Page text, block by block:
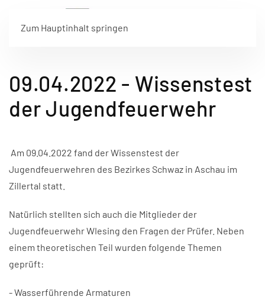
Zum Hauptinhalt springen
09.04.2022 - Wissenstest
der Jugendfeuerwehr
Am 09.04.2022 fand der Wissenstest der
Jugendfeuerwehren des Bezirkes Schwaz in Aschau im
Zillertal statt.
Natürlich stellten sich auch die Mitglieder der
Jugendfeuerwehr WIesing den Fragen der Prüfer. Neben
einem theoretischen Teil wurden folgende Themen
geprüft:
- Wasserführende Armaturen